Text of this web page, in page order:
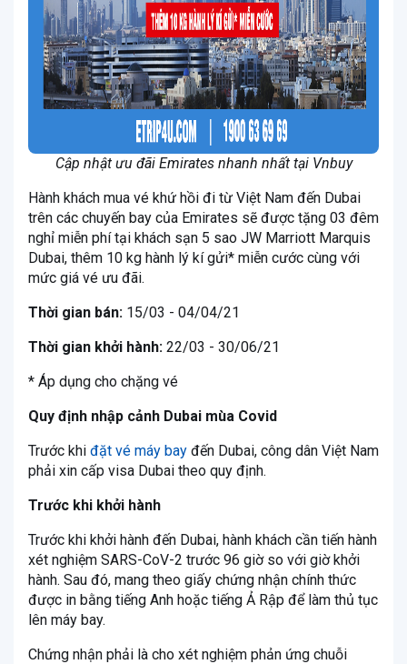
Cập nhật ưu đãi Emirates nhanh nhất tại Vnbuy
Hành khách mua vé khứ hồi đi từ Việt Nam đến Dubai
trên các chuyến bay của Emirates sẽ được tặng 03 đêm
nghỉ miễn phí tại khách sạn 5 sao JW Marriott Marquis
Dubai, thêm 10 kg hành lý kí gửi* miễn cước cùng với
mức giá vé ưu đãi.
Thời gian bán: 15/03 - 04/04/21
Thời gian khởi hành: 22/03 - 30/06/21
* Áp dụng cho chặng vé
Quy định nhập cảnh Dubai mùa Covid
Trước khi đặt vé máy bay đến Dubai, công dân Việt Nam
phải xin cấp visa Dubai theo quy định.
Trước khi khởi hành
Trước khi khởi hành đến Dubai, hành khách cần tiến hành
xét nghiệm SARS-CoV-2 trước 96 giờ so với giờ khởi
hành. Sau đó, mang theo giấy chứng nhận chính thức
được in bằng tiếng Anh hoặc tiếng Ả Rập để làm thủ tục
lên máy bay.
Chứng nhận phải là cho xét nghiệm phản ứng chuỗi